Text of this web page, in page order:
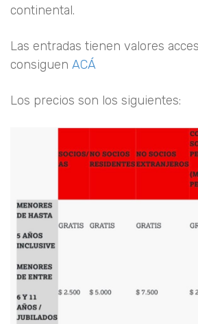
continental.
Las entradas tienen valores
consiguen ACÁ
Los precios son los siguientes: